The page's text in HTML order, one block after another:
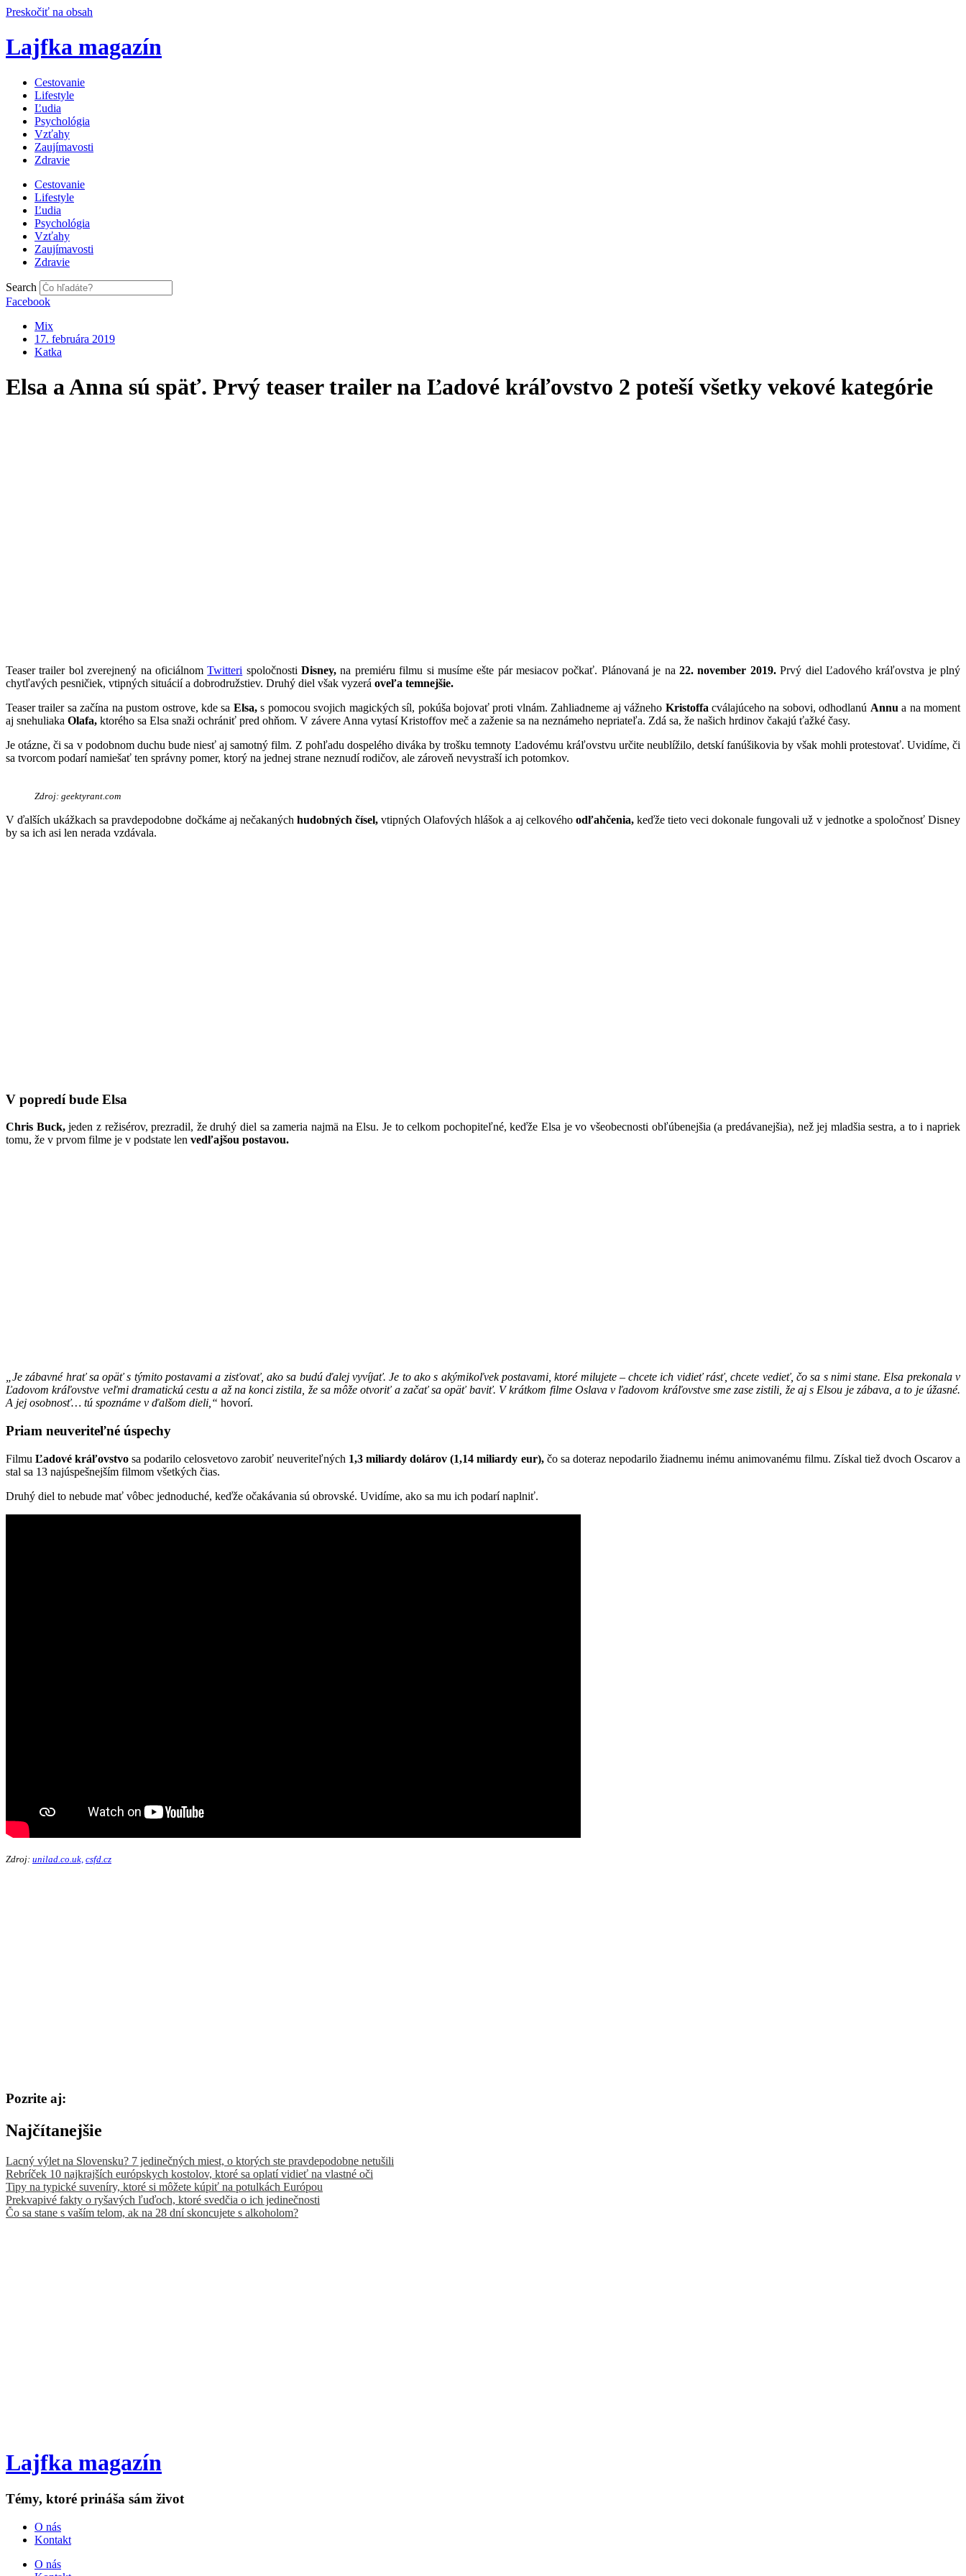
Preskočiť na obsah
Lajfka magazín
Cestovanie
Lifestyle
Ľudia
Psychológia
Vzťahy
Zaujímavosti
Zdravie
Cestovanie
Lifestyle
Ľudia
Psychológia
Vzťahy
Zaujímavosti
Zdravie
Search
Facebook
Mix
17. februára 2019
Katka
Elsa a Anna sú späť. Prvý teaser trailer na Ľadové kráľovstvo 2 poteší všetky vekové kategórie
Teaser trailer bol zverejnený na oficiálnomTwitteri spoločnostiDisney, na premiéru filmu si musíme ešte pár mesiacov počkať. Plánovaná je na 22. november 2019.Prvý diel Ľadového kráľovstva je plný
chytľavých pesničiek, vtipných situácií a dobrodružstiev. Druhý diel však vyzerá oveľa temnejšie.
Teaser trailer sa začína na pustom ostrove, kde sa Elsa,s pomocou svojich magických síl, pokúša bojovať proti vlnám. Zahliadneme aj vážneho Kristoffa cválajúceho na sobovi, odhodlanú Annu a na moment
aj snehuliaka Olafa, ktorého sa Elsa snaži ochrániť pred ohňom. V závere Anna vytasí Kristoffov meč a zaženie sa na neznámeho nepriateľa. Zdá sa, že našich hrdinov čakajú ťažké časy.
Je otázne, či sa v podobnom duchu bude niesť aj samotný film. Z pohľadu dospelého diváka by trošku temnoty Ľadovému kráľovstvu určite neublížilo, detskí fanúšikovia by však mohli protestovať. Uvidíme, či
sa tvorcom podarí namiešať ten správny pomer, ktorý na jednej strane neznudí rodičov, ale zároveň nevystraší ich potomkov.
Zdroj: geektyrant.com
V ďalších ukážkach sa pravdepodobne dočkáme aj nečakaných hudobných čísel, vtipných Olafových hlášok a aj celkového odľahčenia,keďže tieto veci dokonale fungovali už v jednotke a spoločnosť Disney
by sa ich asi len nerada vzdávala.
V popredí bude Elsa
Chris Buck,jeden z režisérov, prezradil, že druhý diel sa zameria najmä na Elsu. Je to celkom pochopiteľné, keďže Elsa je vo všeobecnosti obľúbenejšia (a predávanejšia), než jej mladšia sestra, a to i napriek
tomu, že v prvom filme je v podstate len vedľajšou postavou.
„Je zábavné hrať sa opäť s týmito postavami a zisťovať, ako sa budú ďalej vyvíjať. Je to ako s akýmikoľvek postavami, ktoré milujete – chcete ich vidieť rásť, chcete vedieť, čo sa s nimi stane. Elsa prekonala v
Ľadovom kráľovstve veľmi dramatickú cestu a až na konci zistila, že sa môže otvoriť a začať sa opäť baviť. V krátkom filme Oslava v ľadovom kráľovstve sme zase zistili, že aj s Elsou je zábava, a to je úžasné.
A jej osobnosť… tú spoznáme v ďalšom dieli,“ hovorí.
Priam neuveriteľné úspechy
FilmuĽadové kráľovstvo sa podarilo celosvetovo zarobiť neuveriteľných 1,3 miliardy dolárov (1,14 miliardy eur), čo sa doteraz nepodarilo žiadnemu inému animovanému filmu. Získal tiež dvoch Oscarov a
stal sa 13 najúspešnejším filmom všetkých čias.
Druhý diel to nebude mať vôbec jednoduché, keďže očakávania sú obrovské. Uvidíme, ako sa mu ich podarí naplniť.
Zdroj: unilad.co.uk, csfd.cz
Pozrite aj:
Najčítanejšie
Lacný výlet na Slovensku? 7 jedinečných miest, o ktorých ste pravdepodobne netušili
Rebríček 10 najkrajších európskych kostolov, ktoré sa oplatí vidieť na vlastné oči
Tipy na typické suveníry, ktoré si môžete kúpiť na potulkách Európou
Prekvapivé fakty o ryšavých ľuďoch, ktoré svedčia o ich jedinečnosti
Čo sa stane s vaším telom, ak na 28 dní skoncujete s alkoholom?
Lajfka magazín
Témy, ktoré prináša sám život
O nás
Kontakt
O nás